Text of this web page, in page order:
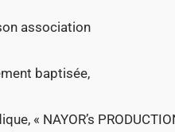
association
baptisée,
« NAYOR’s